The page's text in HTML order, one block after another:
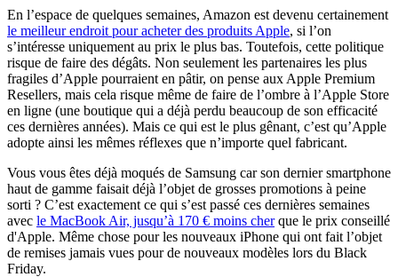
En l’espace de quelques semaines, Amazon est devenu certainement
le meilleur endroit pour acheter des produits Apple, si l’on
s’intéresse uniquement au prix le plus bas. Toutefois, cette politique
risque de faire des dégâts. Non seulement les partenaires les plus
fragiles d’Apple pourraient en pâtir, on pense aux Apple Premium
Resellers, mais cela risque même de faire de l’ombre à l’Apple Store
en ligne (une boutique qui a déjà perdu beaucoup de son efficacité
ces dernières années). Mais ce qui est le plus gênant, c’est qu’Apple
adopte ainsi les mêmes réflexes que n’importe quel fabricant.
Vous vous êtes déjà moqués de Samsung car son dernier smartphone
haut de gamme faisait déjà l’objet de grosses promotions à peine
sorti ? C’est exactement ce qui s’est passé ces dernières semaines
avec le MacBook Air, jusqu’à 170 € moins cherque le prix conseillé
d'Apple. Même chose pour les nouveaux iPhone qui ont fait l’objet
de remises jamais vues pour de nouveaux modèles lors du Black
Friday.